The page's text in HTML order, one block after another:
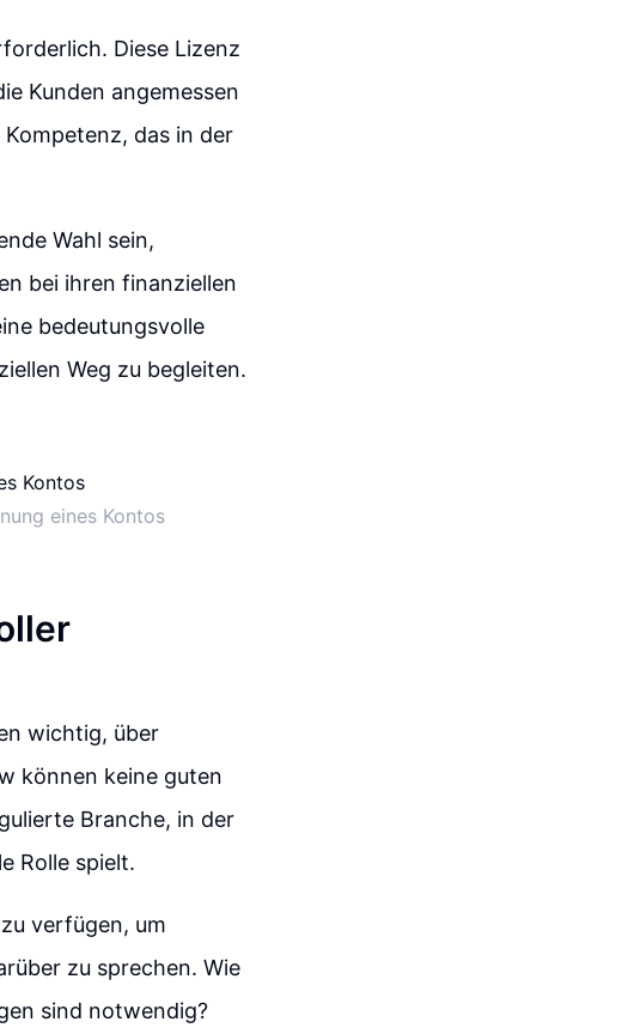
Diese Lizenz
Kunden angemessen
das in der
Wahl sein,
bei ihren finanziellen
bedeutungsvolle
Weg zu begleiten.
eines Kontos
wichtig, über
können keine guten
Branche, in der
Rolle spielt.
verfügen, um
zu sprechen. Wie
sind notwendig?